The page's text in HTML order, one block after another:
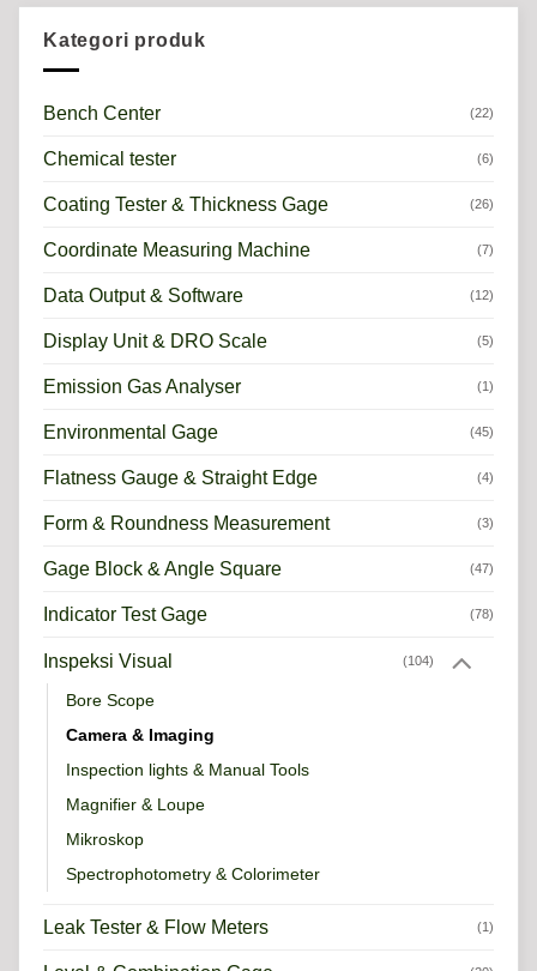
Kategori produk
Bench Center (22)
Chemical tester (6)
Coating Tester & Thickness Gage (26)
Coordinate Measuring Machine (7)
Data Output & Software (12)
Display Unit & DRO Scale (5)
Emission Gas Analyser (1)
Environmental Gage (45)
Flatness Gauge & Straight Edge (4)
Form & Roundness Measurement (3)
Gage Block & Angle Square (47)
Indicator Test Gage (78)
Inspeksi Visual (104)
Bore Scope
Camera & Imaging
Inspection lights & Manual Tools
Magnifier & Loupe
Mikroskop
Spectrophotometry & Colorimeter
Leak Tester & Flow Meters (1)